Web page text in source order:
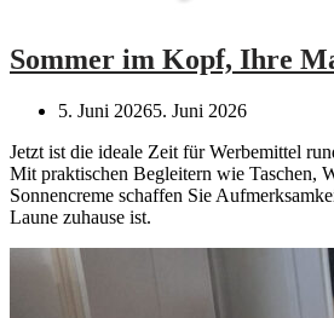
Sommer im Kopf, Ihre
5. Juni 20265. Juni 2026
Jetzt ist die ideale Zeit für Werbemittel
Mit praktischen Begleitern wie Taschen,
Sonnencreme schaffen Sie
Laune zuhause ist.